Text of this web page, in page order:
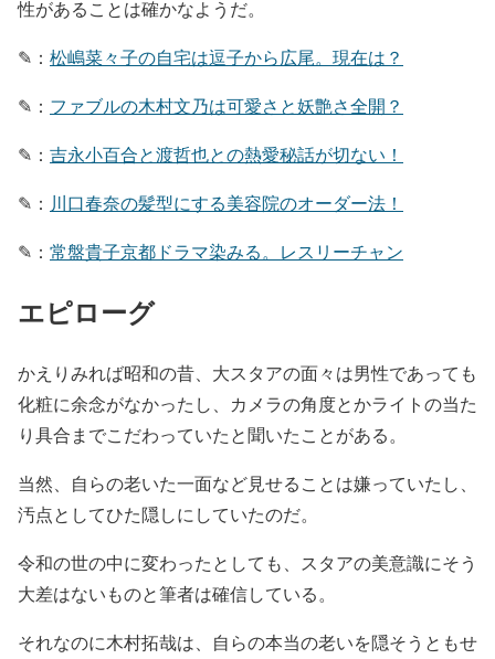
性があることは確かなようだ。
✎： 松嶋菜々子の自宅は逗子から広尾。現在は？
✎： ファブルの木村文乃は可愛さと妖艶さ全開？
✎： 吉永小百合と渡哲也との熱愛秘話が切ない！
✎： 川口春奈の髪型にする美容院のオーダー法！
✎： 常盤貴子京都ドラマ染みる。レスリーチャン
エピローグ
かえりみれば昭和の昔、大スタアの面々は男性であっても
化粧に余念がなかったし、カメラの角度とかライトの当た
り具合までこだわっていたと聞いたことがある。
当然、自らの老いた一面など見せることは嫌っていたし、
汚点としてひた隠しにしていたのだ。
令和の世の中に変わったとしても、スタアの美意識にそう
大差はないものと筆者は確信している。
それなのに木村拓哉は、自らの本当の老いを隠そうともせ